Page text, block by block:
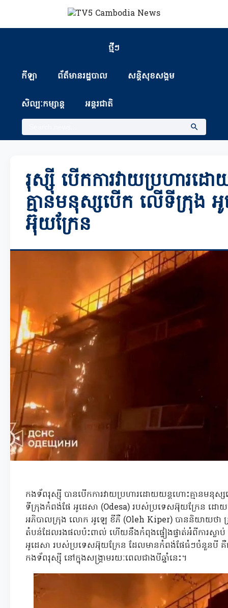
ថ្មីៗ
កីឡា ព័ត៏មានរដ្ឋបាល សន្តិសុខសង្គម
សិល្បៈកម្សាន្ត អន្តរជាតិ
រុស្ស៊ី បើកការវាយប្រហារដ
គ្មានមនុស្សបើក លើទីក្រុង
អ៊ុយក្រែន
កងទ័ពរុស្ស៊ី បានបើកការវាយប្រហារដោយយន្តហោះគ្មានមនុ
ទីក្រុងកំពង់ផែ អូដេសា (Odesa) របស់ប្រទេសអ៊ុយក្រែន ដោយបង្
អភិបាលក្រុង លោក អូឡេ ខីភឺ (Oleh Kiper) បាននិយាយថា ក្រុ
តំបន់ដែលរងផលប៉ះពាល់ ហើយនឹងកំពុងផ្ទៀងផ្ទាត់អំពីការស្លាប់
អូដេសា របស់ប្រទេសអ៊ុយក្រែន ដែលមានកំពង់ផែធំៗចំនួនបី
កងទ័ពរុស្ស៊ី នៅក្នុងសង្រ្គាមរយៈពេលជាងបីឆ្នាំនេះ។